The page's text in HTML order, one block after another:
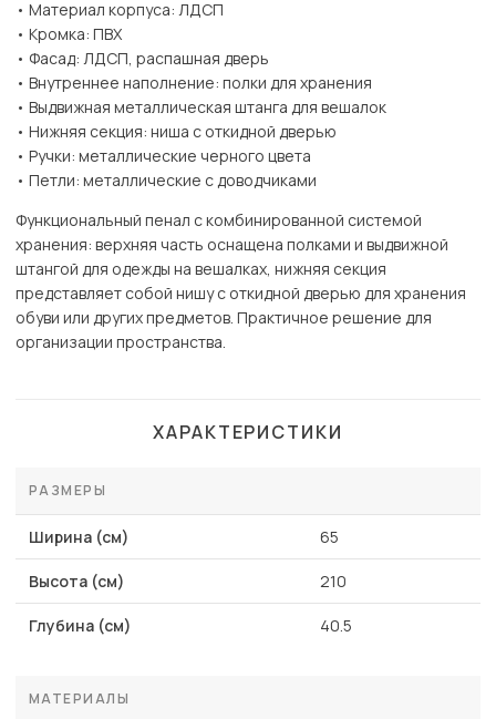
• Материал корпуса: ЛДСП
• Кромка: ПВХ
• Фасад: ЛДСП, распашная дверь
• Внутреннее наполнение: полки для хранения
• Выдвижная металлическая штанга для вешалок
• Нижняя секция: ниша с откидной дверью
• Ручки: металлические черного цвета
• Петли: металлические с доводчиками
Функциональный пенал с комбинированной системой
хранения: верхняя часть оснащена полками и выдвижной
штангой для одежды на вешалках, нижняя секция
представляет собой нишу с откидной дверью для хранения
обуви или других предметов. Практичное решение для
организации пространства.
ХАРАКТЕРИСТИКИ
РАЗМЕРЫ
Ширина (см) 65
Высота (см) 210
Глубина (см) 40.5
МАТЕРИАЛЫ